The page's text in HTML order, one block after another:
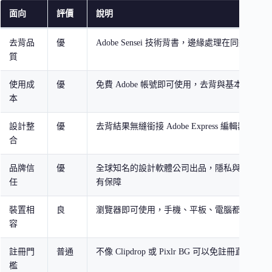
面向 評價 說明
去背品
質
優 Adobe Sensei 技術背書，邊緣處理在同類工具
使用成
本
優 免費 Adobe 帳號即可使用，去背與基本編輯都
設計整
合
優 去背結果無縫銜接 Adobe Express 編輯器，工
品牌信
任
優
全球知名的設計軟體公司出品，隱私與資料安
有保障
裝置相
容
良 瀏覽器即可使用，手機、平板、電腦都能操作
註冊門
檻
普通 不像 Clipdrop 或 Pixlr BG 可以免註冊直接使用